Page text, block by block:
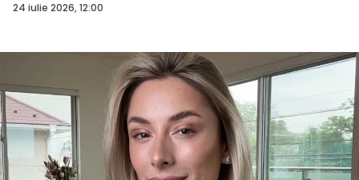
24 iulie 2026, 12:00